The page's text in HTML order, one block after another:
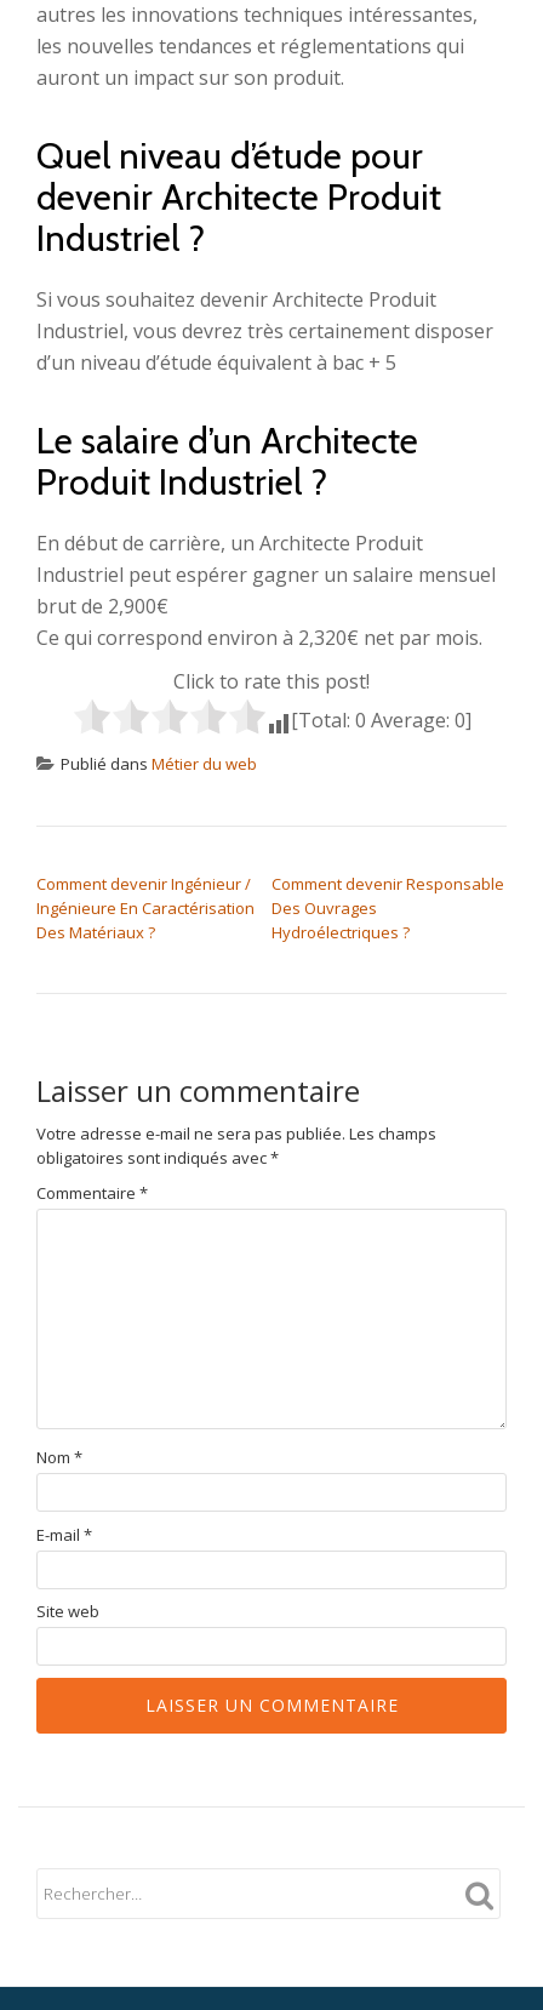
autres les innovations techniques intéressantes,
les nouvelles tendances et réglementations qui
auront un impact sur son produit.
Quel niveau d’étude pour
devenir Architecte Produit
Industriel ?
Si vous souhaitez devenir Architecte Produit
Industriel, vous devrez très certainement disposer
d’un niveau d’étude équivalent à bac + 5
Le salaire d’un Architecte
Produit Industriel ?
En début de carrière, un Architecte Produit
Industriel peut espérer gagner un salaire mensuel
brut de 2,900€
Ce qui correspond environ à 2,320€ net par mois.
Click to rate this post!
[Total: 0 Average: 0]
Publié dans Métier du web
Comment devenir Ingénieur /
Ingénieure En Caractérisation
Des Matériaux ?
Comment devenir Responsable
Des Ouvrages
Hydroélectriques ?
Laisser un commentaire
Votre adresse e-mail ne sera pas publiée. Les champs
obligatoires sont indiqués avec*
Commentaire *
Nom *
E-mail *
Site web